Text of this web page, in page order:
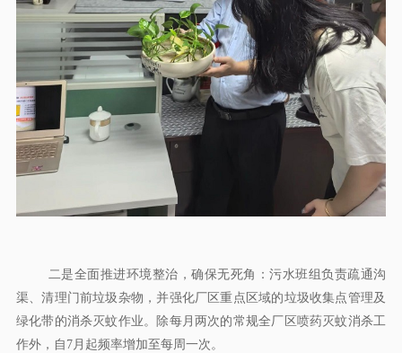
二是全面推进环境整治，确保无死角：污水班组负责疏通沟
渠、清理门前垃圾杂物，并强化厂区重点区域的垃圾收集点管理及
绿化带的消杀灭蚊作业。除每月两次的常规全厂区喷药灭蚊消杀工
作外，自7月起频率增加至每周一次。